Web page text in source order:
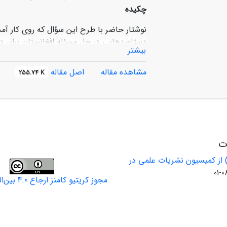
چکیده
نوشتار حاضر با طرح این سؤال که روی کار
دستاوردهایی در حل مسئله افغانستان
اتخاذ چنین سیاستی منجر به هر چه
سوی آتلانتیک در حل مسئله افغانستان شده
افغانستان زمانی به موفقیت دست خواهد
بیشتر
مشاهده مقاله
اصل مقاله 255.74 K
کمیسیون نشریات علمی در
مجوز کریتیو کامنز ارجاع 4.0 بین‌المللی